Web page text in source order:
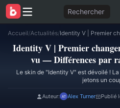
Rechercher
Accueil/Actualités/
Identity V | Premier
vu — Différences par
Le skin de "Identity V" est dévoilé !
jetons un
Auteur: Alex Turner Publié